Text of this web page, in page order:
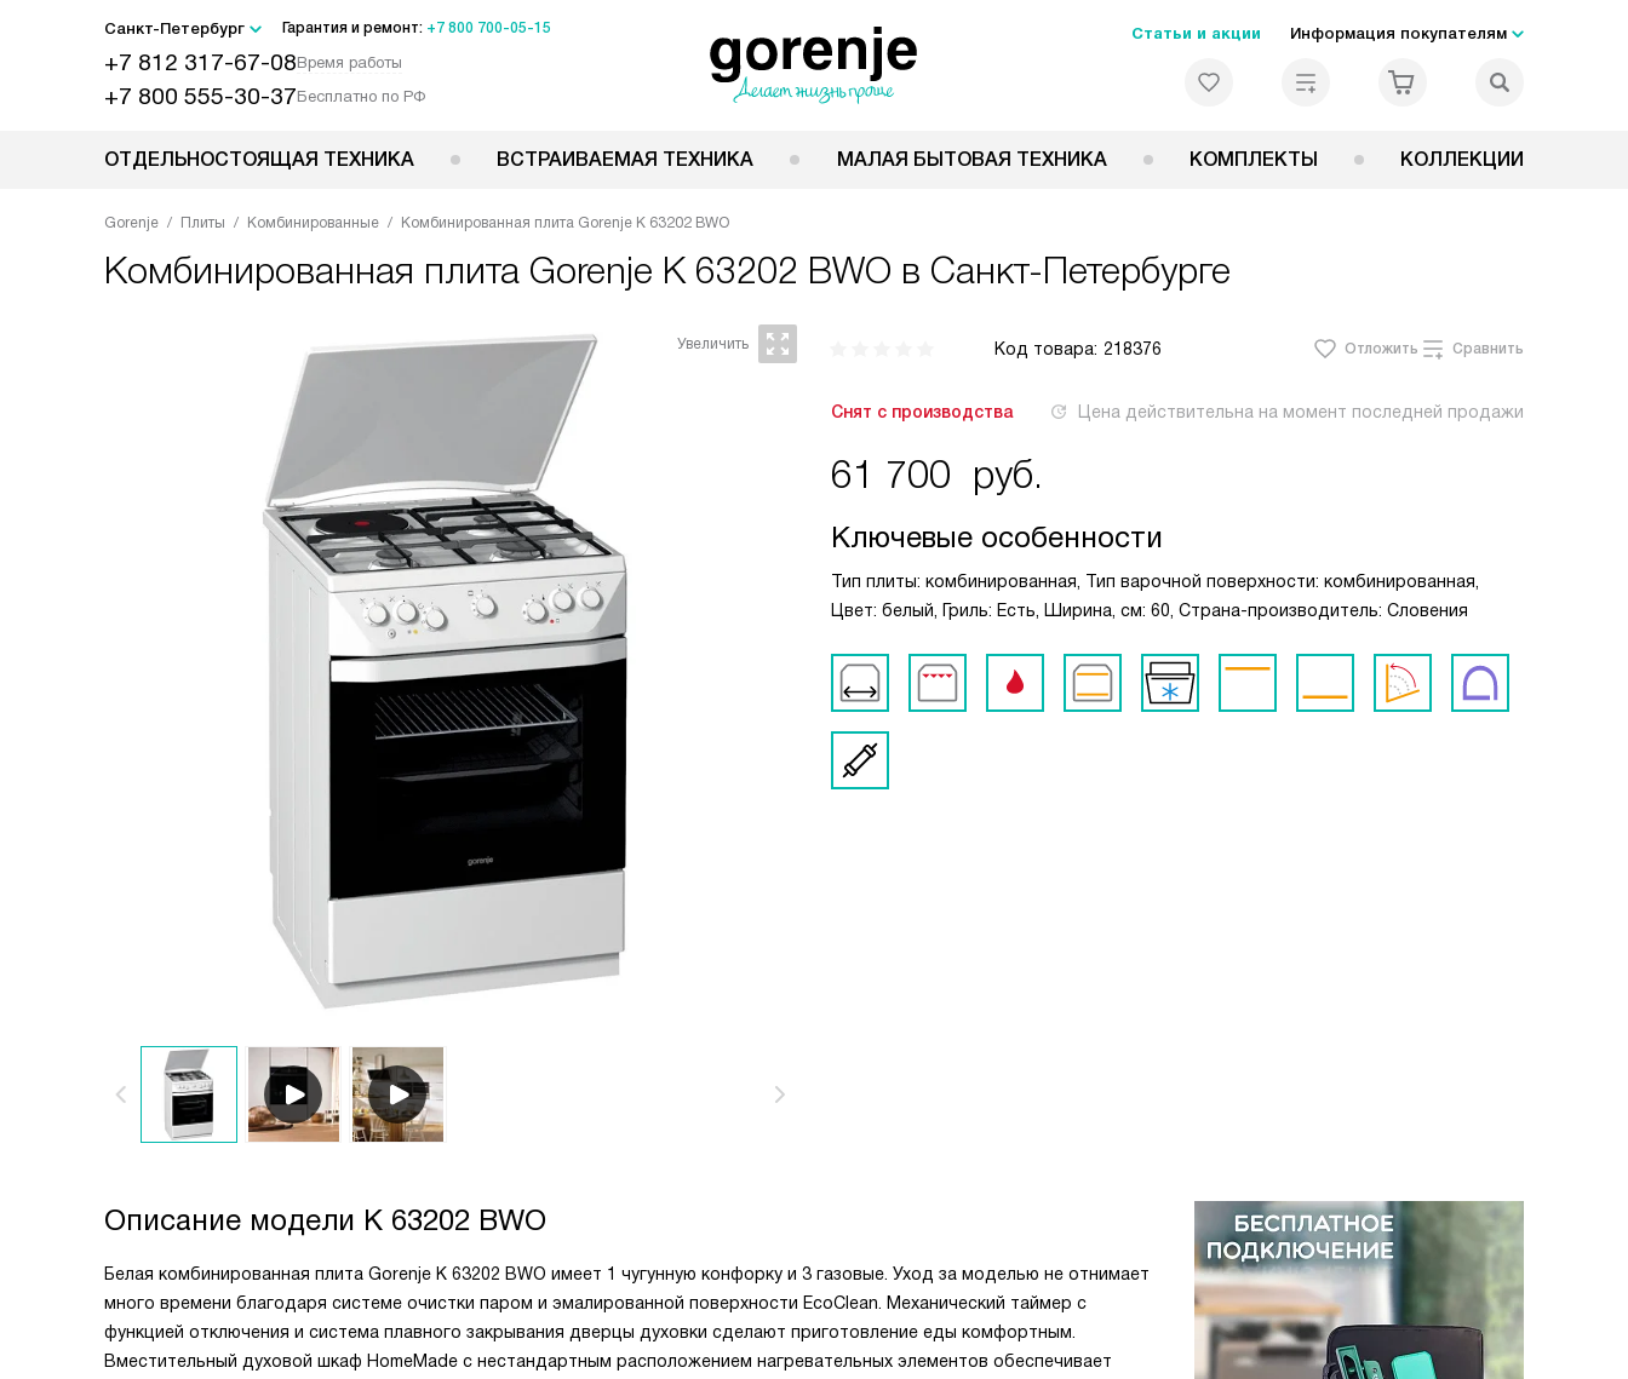
Санкт-Петербург Гарантия и ремонт: +7 800 700-05-15
+7 812 317-67-08Время работы
+7 800 555-30-37Бесплатно по РФ
Статьи и акции Информация покупателям
ОТДЕЛЬНОСТОЯЩАЯ ТЕХНИКА ВСТРАИВАЕМАЯ ТЕХНИКА МАЛАЯ БЫТОВАЯ ТЕХНИКА КОМПЛЕКТЫ КОЛЛЕКЦИИ
Gorenje Плиты Комбинированные Комбинированная плита Gorenje K 63202 BWO
Комбинированная плита Gorenje K 63202 BWO в Санкт-Петербурге
Код товара: 218376 Отложить Сравнить
Снят с производства Цена действительна на момент последней продажи
61 700 руб.
Ключевые особенности
Тип плиты: комбинированная, Тип варочной поверхности: комбинированная,
Цвет: белый, Гриль: Есть, Ширина, см: 60, Страна-производитель: Словения
Описание модели K 63202 BWO
Белая комбинированная плита Gorenje K 63202 BWO имеет 1 чугунную конфорку и 3 газовые. Уход за моделью не отнимает
много времени благодаря системе очистки паром и эмалированной поверхности EcoClean. Механический таймер с
функцией отключения и система плавного закрывания дверцы духовки сделают приготовление еды комфортным.
Вместительный духовой шкаф HomeMade с нестандартным расположением нагревательных элементов обеспечивает